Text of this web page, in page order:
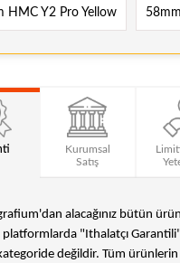
HMC Y2 Pro Yellow
Kurumsal
Satış
alacağınız bütün
platformlarda "Ithalatçı
değildir. Tüm